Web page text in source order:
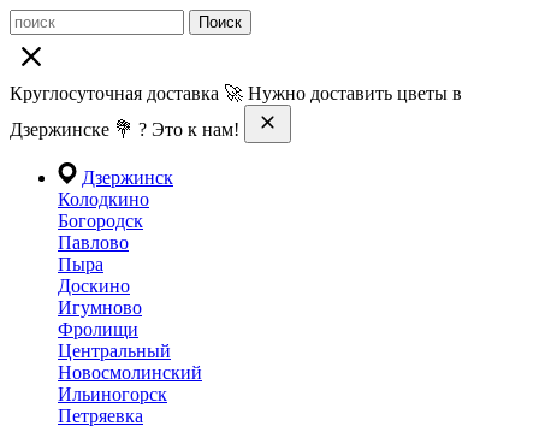
Поиск
Круглосуточная доставка 🚀 Нужно доставить цветы в
Дзержинске 💐 ? Это к нам!
Дзержинск
Колодкино
Богородск
Павлово
Пыра
Доскино
Игумново
Фролищи
Центральный
Новосмолинский
Ильиногорск
Петряевка